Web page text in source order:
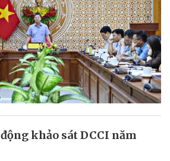
khảo sát DCCI năm